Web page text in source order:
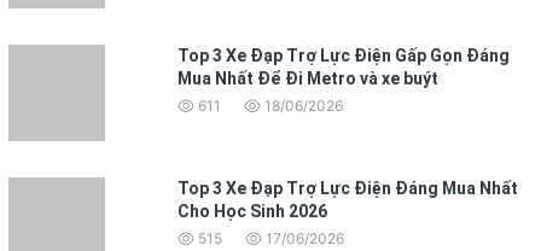
Top 3 Xe Đạp Trợ Lực Điện Gấp Gọn Đáng
Mua Nhất Để Đi Metro và xe buýt
611 18/06/2026
Top 3 Xe Đạp Trợ Lực Điện Đáng Mua Nhất
Cho Học Sinh 2026
515 17/06/2026